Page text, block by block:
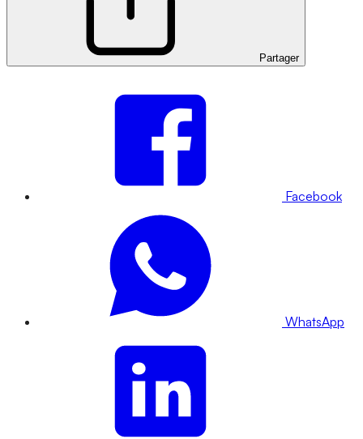
Partager
Facebook
WhatsApp